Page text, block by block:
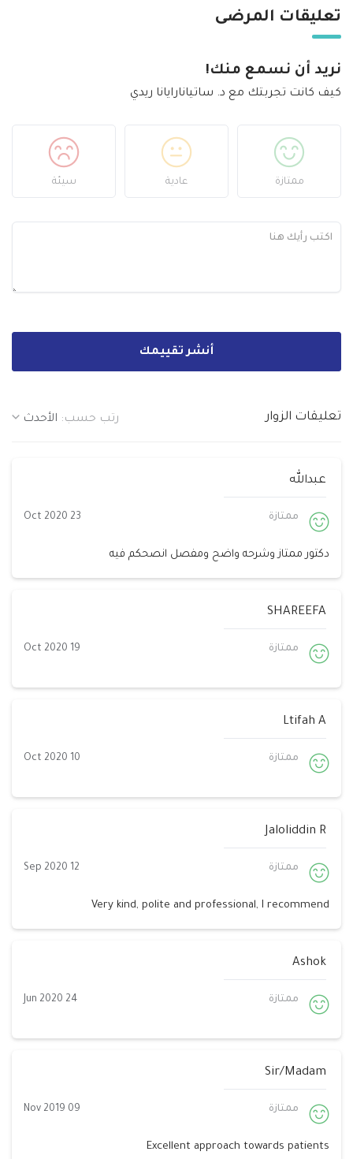
تعليقات المرضى
نريد أن نسمع منك!
كيف كانت تجربتك مع د. ساتيانارايانا ريدي
ممتازة عادية سيئة
أنشر تقييمك
تعليقات الزوار رتب حسب: الأحدث
عبدالله
ممتازة
دكتور ممتاز وشرحه واضح ومفصل انصحكم فيه
23 Oct 2020
SHAREEFA
ممتازة 19 Oct 2020
Ltifah A
ممتازة 10 Oct 2020
Jaloliddin R
ممتازة
Very kind, polite and professional, I recommend
12 Sep 2020
Ashok
ممتازة 24 Jun 2020
Sir/Madam
ممتازة
Excellent approach towards patients
09 Nov 2019